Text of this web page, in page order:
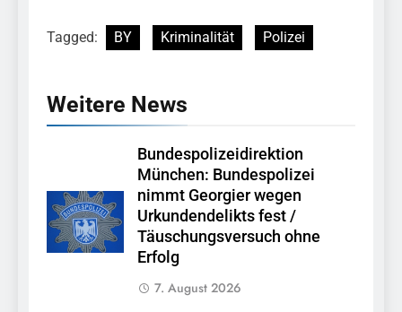
Tagged: BY Kriminalität Polizei
Weitere News
Bundespolizeidirektion
München: Bundespolizei
nimmt Georgier wegen
Urkundendelikts fest /
Täuschungsversuch ohne
Erfolg
7. August 2026